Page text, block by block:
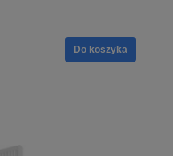
Do koszyka